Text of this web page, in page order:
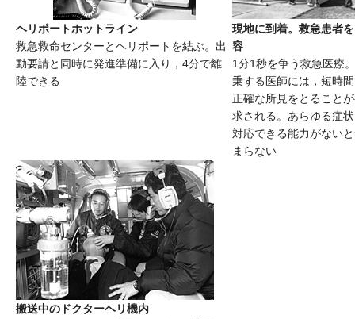
ヘリポートホットライン
救急救命センターとヘリポートを結ぶ。出
動要請と同時に発進準備に入り，4分で離
陸できる
現地に到着。救急患者
容
1分1秒を争う救急医療
乗する医師には，短時
正確な所見をとること
求される。あらゆる症
対応できる能力がない
まらない
搬送中のドクターヘリ機内